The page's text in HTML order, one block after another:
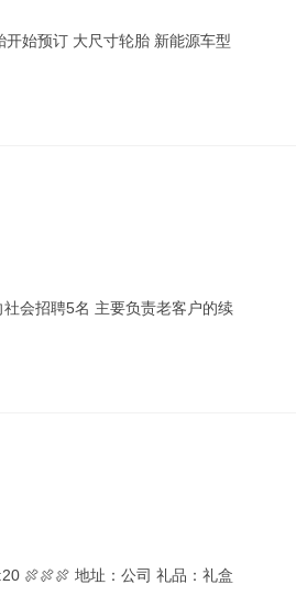
始预订 大尺寸轮胎 新能源车型
社会招聘5名 主要负责老客户的续
🍖🍖🍖 地址：公司 礼品：礼盒